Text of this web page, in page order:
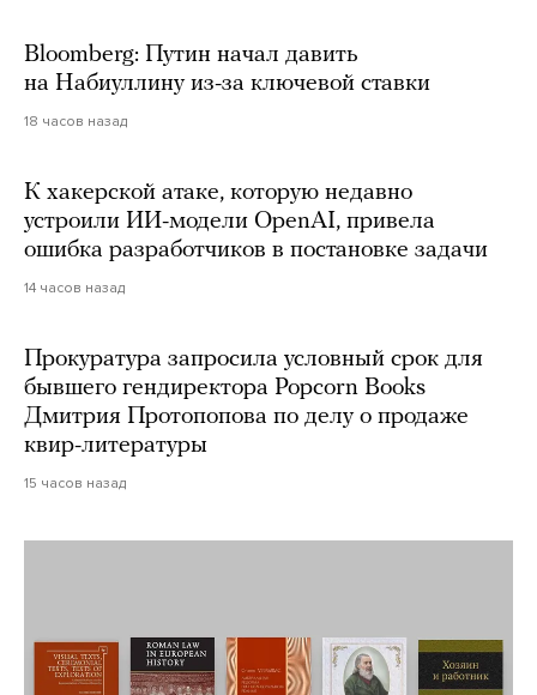
Bloomberg: Путин начал давить
на Набиуллину из-за ключевой ставки
18 часов назад
К хакерской атаке, которую недавно
устроили ИИ-модели OpenAI, привела
ошибка разработчиков в постановке задачи
14 часов назад
Прокуратура запросила условный срок для
бывшего гендиректора Popcorn Books
Дмитрия Протопопова по делу о продаже
квир-литературы
15 часов назад